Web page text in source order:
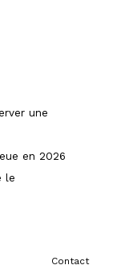
une
en 2026
le
Contact